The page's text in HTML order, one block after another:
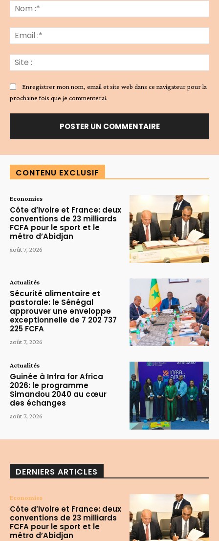
:*
:*
:
Enregistrer mon nom, email et site web dans ce navigateur pour la
prochaine fois que je commenterai.
CONTENU EXCLUSIF
Economies
Côte d’Ivoire et France: deux
conventions de 23 milliards
FCFA pour le sport et le
métro d’Abidjan
août 7, 2026
Actualités
Sécurité alimentaire et
pastorale: le Sénégal
approuver une enveloppe
exceptionnelle de 7 202 737
225 FCFA
août 7, 2026
Actualités
Guinée à Infra for Africa
2026: le programme
Simandou 2040 au cœur
des échanges
août 7, 2026
DERNIERS ARTICLES
Economies
Côte d’Ivoire et France: deux
conventions de 23 milliards
FCFA pour le sport et le
métro d’Abidjan